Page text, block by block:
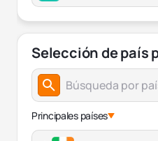
Selección de país
Principales países